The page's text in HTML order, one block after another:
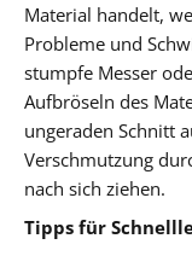
Material handelt,
Probleme und
stumpfe Messer
Aufbröseln des
ungeraden Schnitt
Verschmutzung
nach sich ziehen.
Tipps für